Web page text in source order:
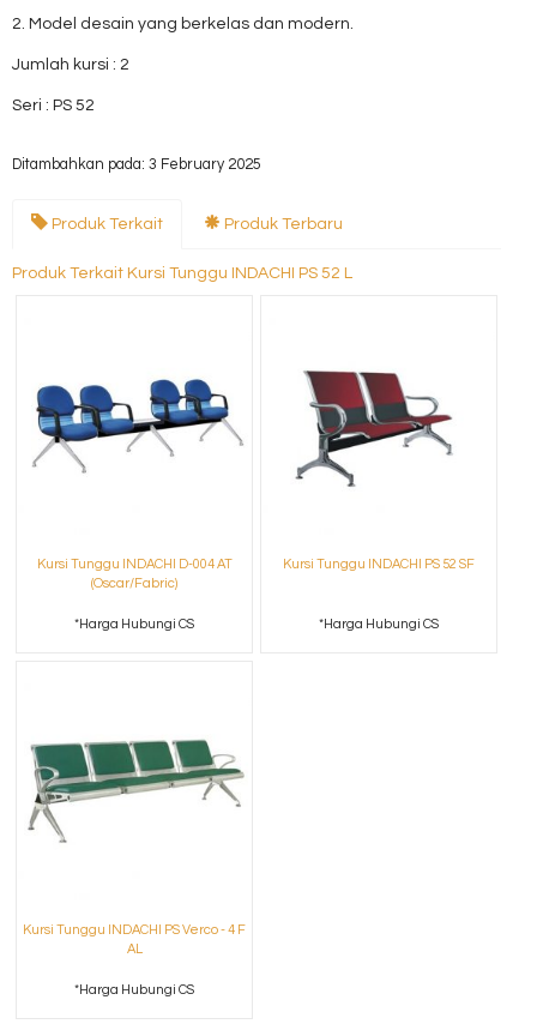
2. Model desain yang berkelas dan modern.
Jumlah kursi : 2
Seri : PS 52
Ditambahkan pada: 3 February 2025
Produk Terkait Produk Terbaru
Produk Terkait Kursi Tunggu INDACHI PS 52 L
Kursi Tunggu INDACHI D-004 AT
(Oscar/Fabric)
*Harga Hubungi CS
Kursi Tunggu INDACHI PS 52 SF
*Harga Hubungi CS
Kursi Tunggu INDACHI PS Verco - 4 F
AL
*Harga Hubungi CS